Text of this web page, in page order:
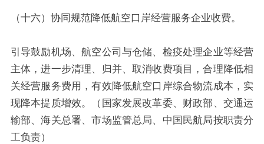
（十六）协同规范降低航空口岸经营服务企业收费。
引导鼓励机场、航空公司与仓储、检疫处理企业等经营
主体，进一步清理、归并、取消收费项目，合理降低相
关经营服务费用，有效降低航空口岸综合物流成本，实
现降本提质增效。（国家发展改革委、财政部、交通运
输部、海关总署、市场监管总局、中国民航局按职责分
工负责）